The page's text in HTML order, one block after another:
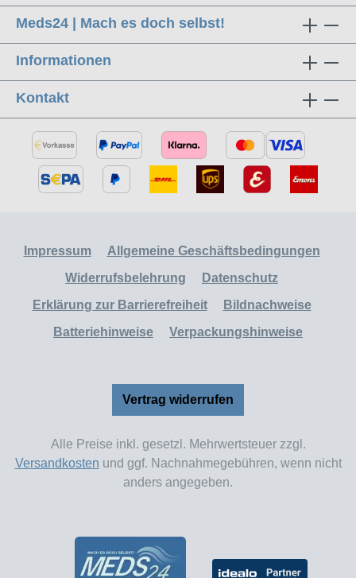
Meds24 | Mach es doch selbst!
Informationen
Kontakt
Impressum
Allgemeine Geschäftsbedingungen
Widerrufsbelehrung
Datenschutz
Erklärung zur Barrierefreiheit
Bildnachweise
Batteriehinweise
Verpackungshinweise
Vertrag widerrufen
Alle Preise inkl. gesetzl. Mehrwertsteuer zzgl.
Versandkosten und ggf. Nachnahmegebühren, wenn nicht
anders angegeben.